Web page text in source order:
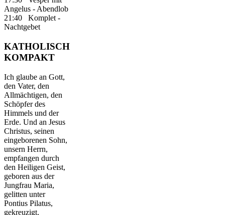
Angelus - Abendlob
21:40 Komplet -
Nachtgebet
KATHOLISCH
KOMPAKT
Ich glaube an Gott,
den Vater, den
Allmächtigen, den
Schöpfer des
Himmels und der
Erde. Und an Jesus
Christus, seinen
eingeborenen Sohn,
unsern Herrn,
empfangen durch
den Heiligen Geist,
geboren aus der
Jungfrau Maria,
gelitten unter
Pontius Pilatus,
gekreuzigt,